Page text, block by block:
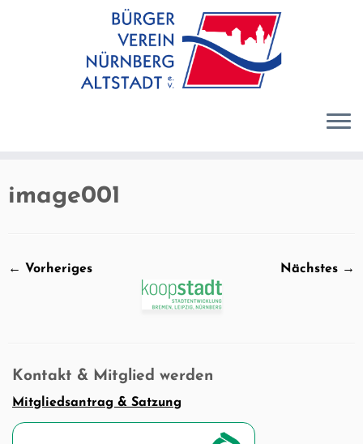
image001
← Vorheriges Nächstes →
Kontakt & Mitglied werden
Mitgliedsantrag & Satzung